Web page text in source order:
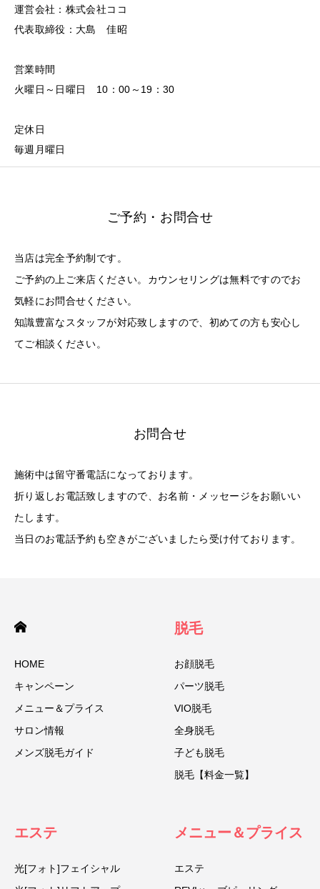
運営会社：株式会社ココ
代表取締役：大島 佳昭
営業時間
火曜日～日曜日 10：00～19：30
定休日
毎週月曜日
ご予約・お問合せ
当店は完全予約制です。
ご予約の上ご来店ください。カウンセリングは無料ですのでお
気軽にお問合せください。
知識豊富なスタッフが対応致しますので、初めての方も安心し
てご相談ください。
お問合せ
施術中は留守番電話になっております。
折り返しお電話致しますので、お名前・メッセージをお願いい
たします。
当日のお電話予約も空きがございましたら受け付ております。
HOME
キャンペーン
メニュー＆プライス
サロン情報
メンズ脱毛ガイド
脱毛
お顔脱毛
パーツ脱毛
VIO脱毛
全身脱毛
子ども脱毛
脱毛【料金一覧】
エステ
光[フォト]フェイシャル
メニュー＆プライス
エステ